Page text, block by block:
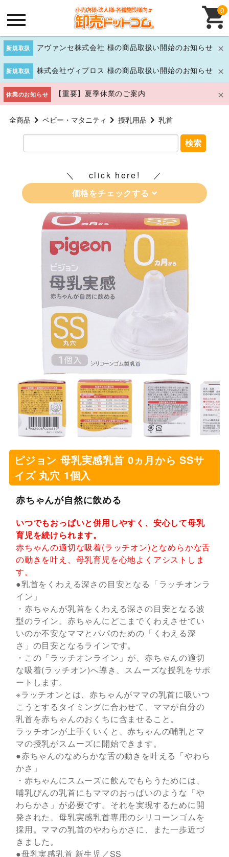
新規取扱 アヴァンセ株式会社 様の商品取扱い開始のお知らせ
新規取扱 株式会社ヴィプロス 様の商品取扱い開始のお知らせ
休業のお知らせ 【重要】夏季休業のご案内
0
全商品 ベビー・マタニティ 授乳用品 乳首
検索
click here!
価格をチェックする
ピジョン 母乳実感乳首 0ヵ月から SSサ
イズ 丸穴 1個入
赤ちゃんが自然に飲める
いつでもおっぱいと併用しやすく、安心して母乳
育児を続けられます。
赤ちゃんの適切な吸着(ラッチオン)となめらかな舌
の動きを叶え、母乳育児を心地よくアシストしま
す。
●乳首をくわえる深さの目安となる「ラッチオンラ
イン」
・赤ちゃんが乳首をくわえる深さの目安となる波
型のライン。赤ちゃんにどこまでくわえさせてい
いのか不安なママとパパのための「くわえる深
さ」の目安となるラインです。
・この「ラッチオンライン」が、赤ちゃんの適切
な吸着(ラッチオン)へ導き、スムーズな授乳をサポ
ートします。
※ラッチオンとは、赤ちゃんがママの乳首に吸いつ
こうとするタイミングに合わせて、ママが自分の
乳首を赤ちゃんのおくちに含ませること。
ラッチオンが上手くいくと、赤ちゃんの哺乳とマ
マの授乳がスムーズに開始できます。
●赤ちゃんのなめらかな舌の動きを叶える「やわら
かさ」
・赤ちゃんにスムーズに飲んでもらうためには、
哺乳びんの乳首にもママのおっぱいのような「や
わらかさ」が必要です。それを実現するために開
発された、母乳実感乳首専用のシリコーンゴムを
採用。ママの乳首のやわらかさに、また一歩近づ
きました。
●母乳実感乳首 新生児／SS